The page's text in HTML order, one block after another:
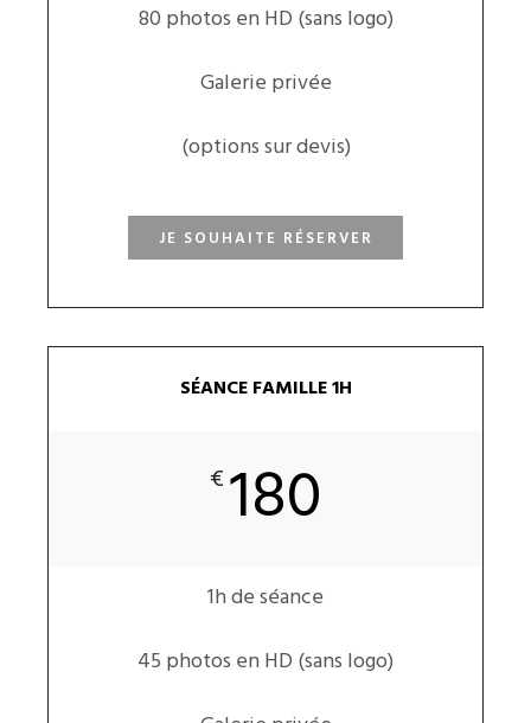
80 photos en HD (sans logo)
Galerie privée
(options sur devis)
JE SOUHAITE RÉSERVER
SÉANCE FAMILLE 1H
€180
1h de séance
45 photos en HD (sans logo)